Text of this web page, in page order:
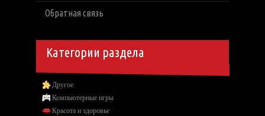
Обратная связь
Категории раздела
Другое
Компьютерные игры
Красота и здоровье